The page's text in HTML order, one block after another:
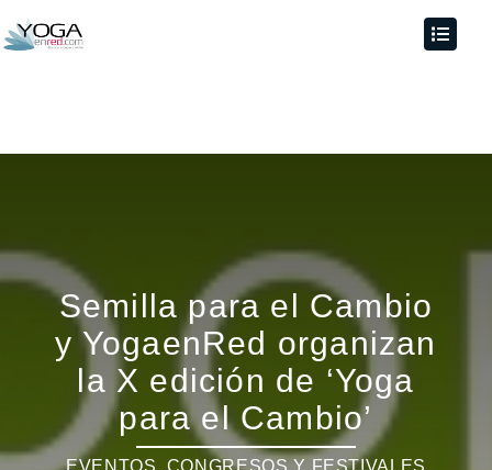
Semilla para el Cambio
y YogaenRed organizan
la X edición de ‘Yoga
para el Cambio’
EVENTOS, CONGRESOS Y FESTIVALES